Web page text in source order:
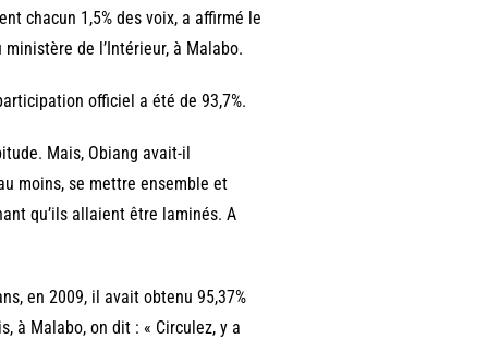
chacun 1,5% des voix, a affirmé le
de l’Intérieur, à Malabo.
officiel a été de 93,7%.
Mais, Obiang avait-il
moins, se mettre ensemble et
qu’ils allaient être laminés. A
en 2009, il avait obtenu 95,37%
à Malabo, on dit : « Circulez, y a